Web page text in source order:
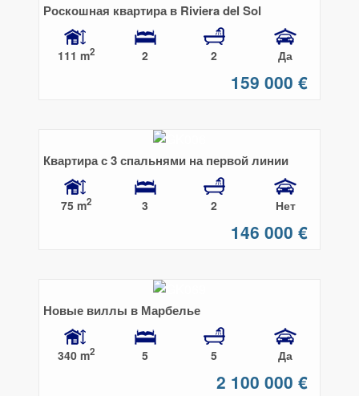
Роскошная квартира в Riviera del Sol
111 m2 2 2 Да
159 000 €
Квартира с 3 спальнями на первой линии
пляжа в Михас Коста
75 m2 3 2 Нет
146 000 €
Новые виллы в Марбелье
340 m2 5 5 Да
2 100 000 €